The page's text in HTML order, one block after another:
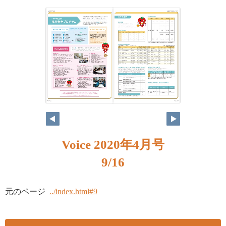
9
8
Voice 2020年4月号
9/16
元のページ ../index.html#9